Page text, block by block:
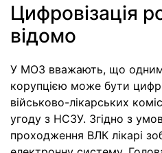
Цифровізація
відомо
У МОЗ вважають, що одним
корупцією може бути
військово-лікарських
угоду з НСЗУ. Згідно з
проходження ВЛК лікарі